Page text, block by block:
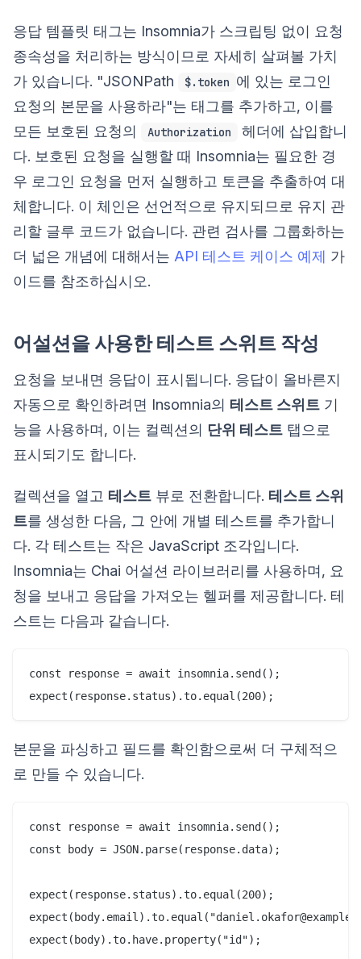
응답 템플릿 태그는 Insomnia가 스크립팅 없이 요청
종속성을 처리하는 방식이므로 자세히 살펴볼 가치
가 있습니다. "JSONPath
$.token 에 있는 로그인
요청의 본문을 사용하라"는 태그를 추가하고, 이를
모든 보호된 요청의
Authorization
헤더에 삽입합니
다. 보호된 요청을 실행할 때 Insomnia는 필요한 경
우 로그인 요청을 먼저 실행하고 토큰을 추출하여 대
체합니다. 이 체인은 선언적으로 유지되므로 유지 관
리할 글루 코드가 없습니다. 관련 검사를 그룹화하는
더 넓은 개념에 대해서는 API 테스트 케이스 예제 가
이드를 참조하십시오.
어설션을 사용한 테스트 스위트 작성
요청을 보내면 응답이 표시됩니다. 응답이 올바른지
자동으로 확인하려면 Insomnia의 테스트 스위트 기
능을 사용하며, 이는 컬렉션의 단위 테스트 탭으로
표시되기도 합니다.
컬렉션을 열고 테스트 뷰로 전환합니다. 테스트 스위
트를 생성한 다음, 그 안에 개별 테스트를 추가합니
다. 각 테스트는 작은 JavaScript 조각입니다.
Insomnia는 Chai 어설션 라이브러리를 사용하며, 요
청을 보내고 응답을 가져오는 헬퍼를 제공합니다. 테
스트는 다음과 같습니다.
const response = await insomnia.send();
본문을 파싱하고 필드를 확인함으로써 더 구체적으
로 만들 수 있습니다.
const response = await insomnia.send();
const body = JSON.parse(response.data);
expect(response.status).to.equal(200);